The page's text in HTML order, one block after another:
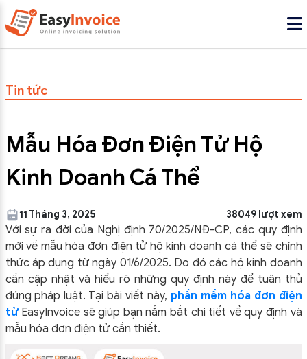
Tin tức
Mẫu Hóa Đơn Điện Tử Hộ
Kinh Doanh Cá Thể
11 Tháng 3, 2025 38049 lượt xem
Với sự ra đời của Nghị định 70/2025/NĐ-CP, các quy định
mới về mẫu hóa đơn điện tử hộ kinh doanh cá thể sẽ chính
thức áp dụng từ ngày 01/6/2025. Do đó các hộ kinh doanh
cần cập nhật và hiểu rõ những quy định này để tuân thủ
đúng pháp luật. Tại bài viết này, phần mềm hóa đơn điện
tửEasyInvoice sẽ giúp bạn nắm bắt chi tiết về quy định và
mẫu hóa đơn điện tử cần thiết.